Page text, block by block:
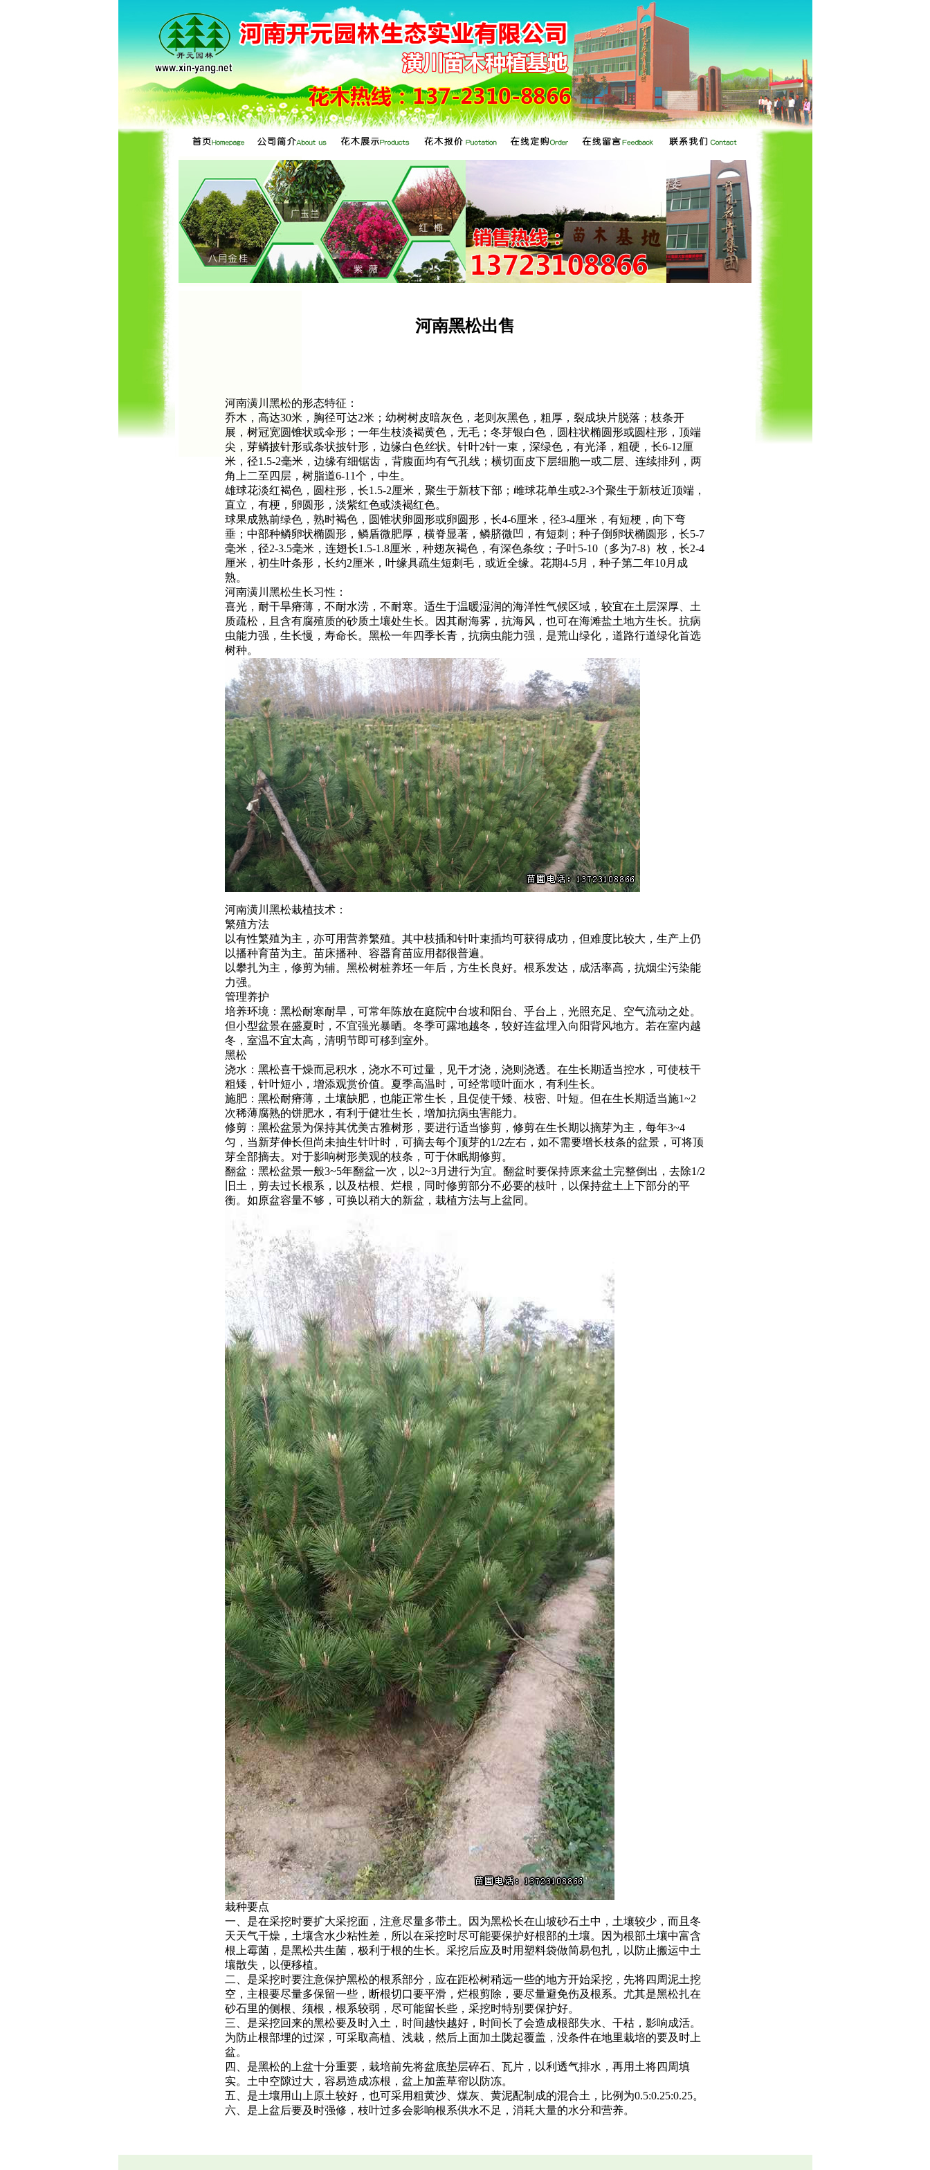
河南黑松出售
河南潢川黑松的形态特征：
乔木，高达30米，胸径可达2米；幼树树皮暗灰色，老则灰黑色，粗厚，裂成块片脱落；枝条开
展，树冠宽圆锥状或伞形；一年生枝淡褐黄色，无毛；冬芽银白色，圆柱状椭圆形或圆柱形，顶端
尖，芽鳞披针形或条状披针形，边缘白色丝状。针叶2针一束，深绿色，有光泽，粗硬，长6-12厘
米，径1.5-2毫米，边缘有细锯齿，背腹面均有气孔线；横切面皮下层细胞一或二层、连续排列，两
角上二至四层，树脂道6-11个，中生。
雄球花淡红褐色，圆柱形，长1.5-2厘米，聚生于新枝下部；雌球花单生或2-3个聚生于新枝近顶端，
直立，有梗，卵圆形，淡紫红色或淡褐红色。
球果成熟前绿色，熟时褐色，圆锥状卵圆形或卵圆形，长4-6厘米，径3-4厘米，有短梗，向下弯
垂；中部种鳞卵状椭圆形，鳞盾微肥厚，横脊显著，鳞脐微凹，有短刺；种子倒卵状椭圆形，长5-7
毫米，径2-3.5毫米，连翅长1.5-1.8厘米，种翅灰褐色，有深色条纹；子叶5-10（多为7-8）枚，长2-4
厘米，初生叶条形，长约2厘米，叶缘具疏生短刺毛，或近全缘。花期4-5月，种子第二年10月成
熟。
河南潢川黑松生长习性：
喜光，耐干旱瘠薄，不耐水涝，不耐寒。适生于温暖湿润的海洋性气候区域，较宜在土层深厚、土
质疏松，且含有腐殖质的砂质土壤处生长。因其耐海雾，抗海风，也可在海滩盐土地方生长。抗病
虫能力强，生长慢，寿命长。黑松一年四季长青，抗病虫能力强，是荒山绿化，道路行道绿化首选
树种。
河南潢川黑松栽植技术：
繁殖方法
以有性繁殖为主，亦可用营养繁殖。其中枝插和针叶束插均可获得成功，但难度比较大，生产上仍
以播种育苗为主。苗床播种、容器育苗应用都很普遍。
以攀扎为主，修剪为辅。黑松树桩养坯一年后，方生长良好。根系发达，成活率高，抗烟尘污染能
力强。
管理养护
培养环境：黑松耐寒耐旱，可常年陈放在庭院中台坡和阳台、乎台上，光照充足、空气流动之处。
但小型盆景在盛夏时，不宜强光暴晒。冬季可露地越冬，较好连盆埋入向阳背风地方。若在室内越
冬，室温不宜太高，清明节即可移到室外。
黑松
浇水：黑松喜干燥而忌积水，浇水不可过量，见干才浇，浇则浇透。在生长期适当控水，可使枝干
粗矮，针叶短小，增添观赏价值。夏季高温时，可经常喷叶面水，有利生长。
施肥：黑松耐瘠薄，土壤缺肥，也能正常生长，且促使干矮、枝密、叶短。但在生长期适当施1~2
次稀薄腐熟的饼肥水，有利于健壮生长，增加抗病虫害能力。
修剪：黑松盆景为保持其优美古雅树形，要进行适当惨剪，修剪在生长期以摘芽为主，每年3~4
匀，当新芽伸长但尚未抽生针叶时，可摘去每个顶芽的1/2左右，如不需要增长枝条的盆景，可将顶
芽全部摘去。对于影响树形美观的枝条，可于休眠期修剪。
翻盆：黑松盆景一般3~5年翻盆一次，以2~3月进行为宜。翻盆时要保持原来盆土完整倒出，去除1/2
旧土，剪去过长根系，以及枯根、烂根，同时修剪部分不必要的枝叶，以保持盆土上下部分的平
衡。如原盆容量不够，可换以稍大的新盆，栽植方法与上盆同。
栽种要点
一、是在采挖时要扩大采挖面，注意尽量多带土。因为黑松长在山坡砂石土中，土壤较少，而且冬
天天气干燥，土壤含水少粘性差，所以在采挖时尽可能要保护好根部的土壤。因为根部土壤中富含
根上霉菌，是黑松共生菌，极利于根的生长。采挖后应及时用塑料袋做简易包扎，以防止搬运中土
壤散失，以便移植。
二、是采挖时要注意保护黑松的根系部分，应在距松树稍远一些的地方开始采挖，先将四周泥土挖
空，主根要尽量多保留一些，断根切口要平滑，烂根剪除，要尽量避免伤及根系。尤其是黑松扎在
砂石里的侧根、须根，根系较弱，尽可能留长些，采挖时特别要保护好。
三、是采挖回来的黑松要及时入土，时间越快越好，时间长了会造成根部失水、干枯，影响成活。
为防止根部埋的过深，可采取高植、浅栽，然后上面加土陇起覆盖，没条件在地里栽培的要及时上
盆。
四、是黑松的上盆十分重要，栽培前先将盆底垫层碎石、瓦片，以利透气排水，再用土将四周填
实。土中空隙过大，容易造成冻根，盆上加盖草帘以防冻。
五、是土壤用山上原土较好，也可采用粗黄沙、煤灰、黄泥配制成的混合土，比例为0.5:0.25:0.25。
六、是上盆后要及时强修，枝叶过多会影响根系供水不足，消耗大量的水分和营养。